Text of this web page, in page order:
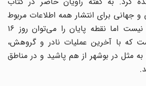
برای انتشار همه اطلاعات مربوط
به آن دوران، مساعد نیست اما نقطه پایان را می‌توان روز ۱۶
۶۶ دانست که با آخرین عملیات نادر و گروهش،
مثل در بوشهر از هم پاشید و در مناطق